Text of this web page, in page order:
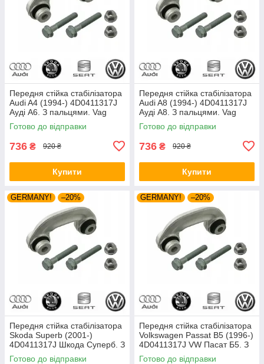
Передня стійка стабілізатора
Audi A4 (1994-) 4D0411317J
Ауді А6. З пальцями. Vag
(Volkswagen)
Готово до відправки
736 ₴ 920 ₴
Купити
Передня стійка стабілізатора
Audi A8 (1994-) 4D0411317J
Ауді А8. З пальцями. Vag
(Volkswagen)
Готово до відправки
736 ₴ 920 ₴
Купити
GERMANY! –20%
Передня стійка стабілізатора
Skoda Superb (2001-)
4D0411317J Шкода Суперб. З
пальцями. Vag (Volkswagen)
Готово до відправки
GERMANY! –20%
Передня стійка стабілізатора
Volkswagen Passat B5 (1996-)
4D0411317J VW Пасат Б5. З
пальцями. Vag (VW)
Готово до відправки